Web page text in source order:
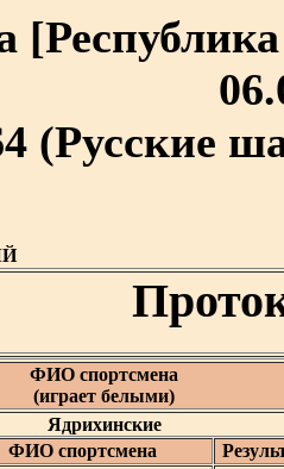
(Русские
ФИО спортсмена
(играет белыми)
Ядрихинские
ФИО спортсмена